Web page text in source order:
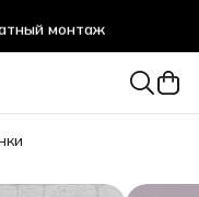
монтаж